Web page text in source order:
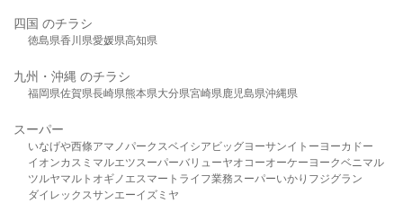
四国 のチラシ
徳島県香川県愛媛県高知県
九州・沖縄 のチラシ
福岡県佐賀県長崎県熊本県大分県宮崎県鹿児島県沖縄県
スーパー
いなげや西條アマノパークスベイシア ビッグヨーサンイトーヨーカドー
イオンカスミ マルエツスーパーバリューヤオコーオーケー ヨークベニマル
ツルヤマルト オギノ エスマート ライフ業務スーパーいかり フジグラン
ダイレックスサンエーイズミヤ